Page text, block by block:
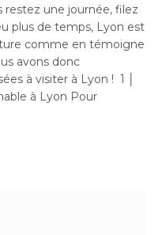
restez une journée, filez
plus de temps, Lyon est
comme en témoigne
avons donc
à visiter à Lyon ! 1 │
à Lyon Pour